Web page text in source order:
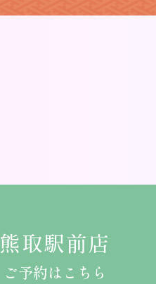
熊取駅前店
ご予約はこちら